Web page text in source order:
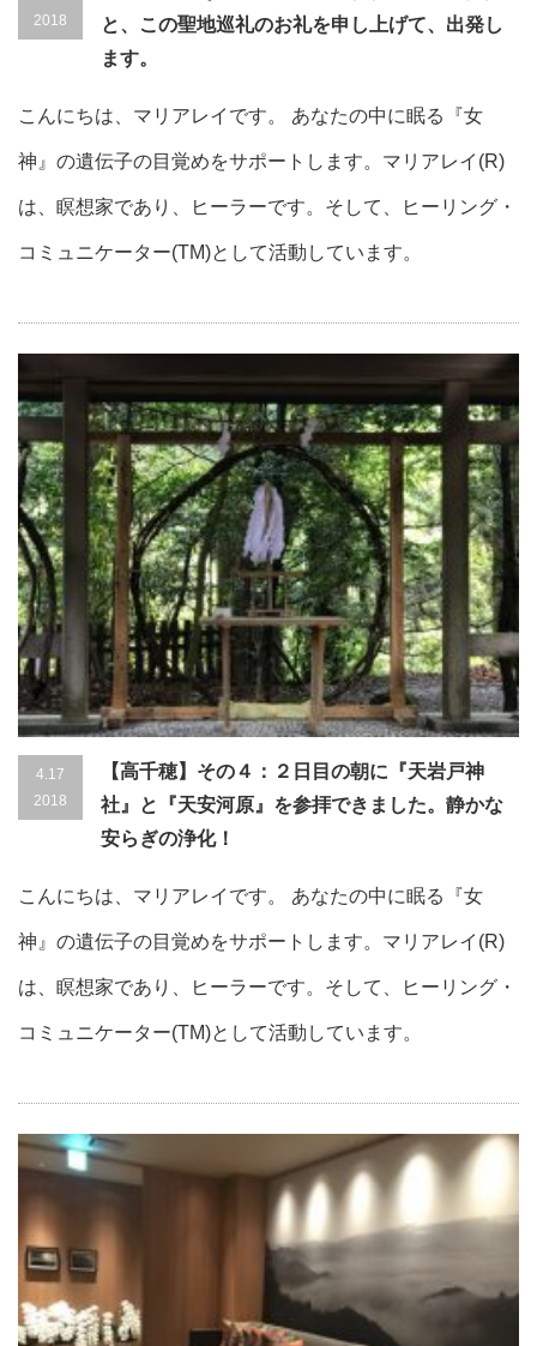
2018
と、この聖地巡礼のお礼を申し上げて、出発し
ます。
こんにちは、マリアレイです。 あなたの中に眠る『女
神』の遺伝子の目覚めをサポートします。マリアレイ(R)
は、瞑想家であり、ヒーラーです。そして、ヒーリング・
コミュニケーター(TM)として活動しています。
4.17
2018
【高千穂】その４：２日目の朝に『天岩戸神
社』と『天安河原』を参拝できました。静かな
安らぎの浄化！
こんにちは、マリアレイです。 あなたの中に眠る『女
神』の遺伝子の目覚めをサポートします。マリアレイ(R)
は、瞑想家であり、ヒーラーです。そして、ヒーリング・
コミュニケーター(TM)として活動しています。